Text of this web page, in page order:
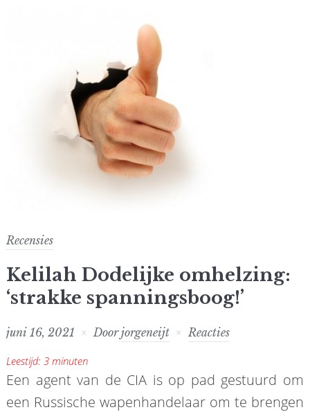
Recensies
Kelilah Dodelijke omhelzing:
‘strakke spanningsboog!’
juni 16, 2021 Doorjorgeneijt Reacties
Leestijd: 3 minuten
Een agent van de CIA is op pad gestuurd om
een Russische wapenhandelaar om te brengen